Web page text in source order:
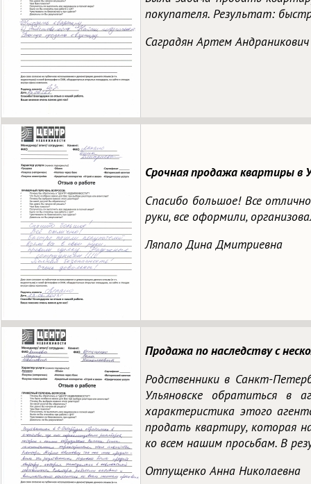
покупателя. Результат:
Саградян Артем Андраникович
Срочная продажа квартиры в
Спасибо большое! Все
руки, все оформили,
Ляпало Дина Дмитриевна
Продажа по наследству с
Родственники в Санкт-
Ульяновске обратиться в
характеристика этого
продать квартиру, которая
ко всем нашим просьбам. В
Отпущенко Анна Николаевна